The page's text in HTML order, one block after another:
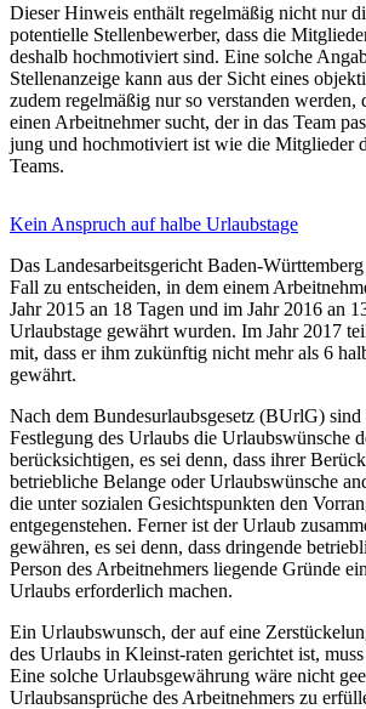
Dieser Hinweis enthält regelmäßig nicht nur
potentielle Stellenbewerber, dass die
deshalb hochmotiviert sind. Eine solche
Stellenanzeige kann aus der Sicht eines
zudem regelmäßig nur so verstanden werden,
einen Arbeitnehmer sucht, der in das Team
jung und hochmotiviert ist wie die Mitglieder
Teams.
Kein Anspruch auf halbe Urlaubstage
Das Landesarbeitsgericht Baden-
Fall zu entscheiden, in dem einem
Jahr 2015 an 18 Tagen und im Jahr 2016 an
Urlaubstage gewährt wurden. Im Jahr 2017
mit, dass er ihm zukünftig nicht mehr als 6
gewährt.
Nach dem Bundesurlaubsgesetz (BUrlG)
Festlegung des Urlaubs die Urlaubswünsche
berücksichtigen, es sei denn, dass ihrer
betriebliche Belange oder Urlaubswünsche
die unter sozialen Gesichtspunkten den
entgegenstehen. Ferner ist der Urlaub
gewähren, es sei denn, dass dringende
Person des Arbeitnehmers liegende Gründe
Urlaubs erforderlich machen.
Ein Urlaubswunsch, der auf eine
des Urlaubs in Kleinst-raten gerichtet ist,
Eine solche Urlaubsgewährung wäre nicht
Urlaubsansprüche des Arbeitnehmers zu